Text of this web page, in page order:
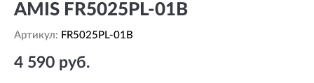
AMIS FR5025PL-01B
Артикул: FR5025PL-01B
4 590 руб.